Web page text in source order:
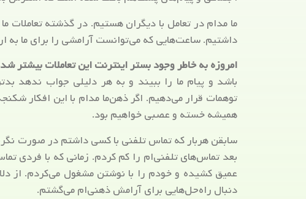
ما مدام در تعامل با دیگران هستیم. در گذشته تعاملات
داشتیم. ساعت‌هایی که می‌توانست آرامشی را برای ما به
امروزه به خاطر وجود بستر اینترنت این تعاملات بیشتر
باشد و پیام ما را ببیند و به هر دلیلی جواب ندهد
توهمات قرار می‌دهیم. اگر ذهن‌ما مدام با این افکار
همیشه خسته و عصبی خواهیم بود.
سابقن هربار که تماس تلفنی با کسی داشتم در صورت
بعد تماس‌های تلفنی‌ام را کم کردم. زمانی که با فردی
عمیق کشیده و خودم را با نوشتن مشغول می‌کردم. از
دنبال راه‌حل‌هایی برای آرامش ذهنی‌ام می‌گشتم.